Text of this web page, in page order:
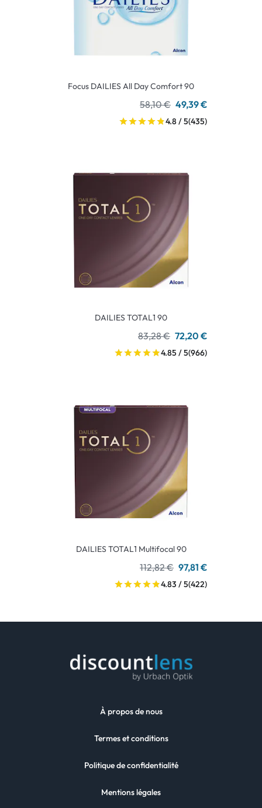
Focus DAILIES All Day Comfort 90
58,10 € 49,39 €
4.8 / 5(435)
DAILIES TOTAL1 90
83,28 € 72,20 €
4.85 / 5(966)
DAILIES TOTAL1 Multifocal 90
112,82 € 97,81 €
4.83 / 5(422)
À propos de nous
Termes et conditions
Politique de confidentialité
Mentions légales